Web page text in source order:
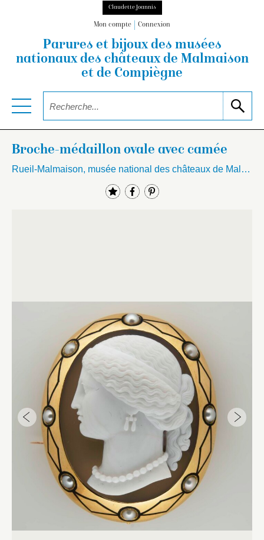
Claudette Joannis
Mon compte Connexion
Parures et bijoux des musées
nationauxdes châteaux de Malmaison
et de Compiègne
Broche-médaillon ovale avec camée
Rueil-Malmaison, musée national des châteaux de Malmaison et Bois-Préau